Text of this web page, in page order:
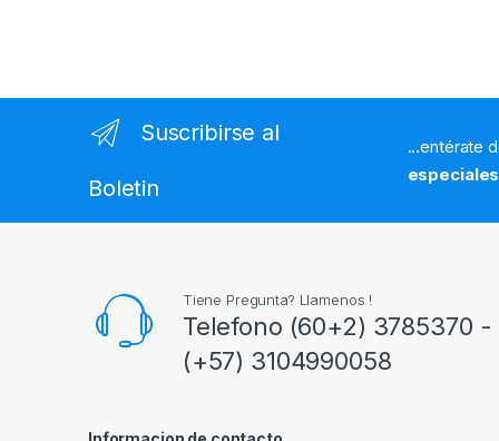
Suscribirse al
Boletin
...entérate
especiales
Tiene Pregunta? Llamenos !
Telefono (60+2) 3785370 -
(+57) 3104990058